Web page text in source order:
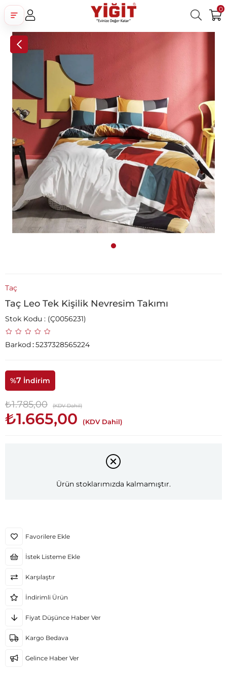
0
Taç
Taç Leo Tek Kişilik Nevresim Takımı
Stok Kodu (Ç0056231)
Barkod:5237328565224
%7 İndirim
₺1.785,00 (KDV Dahil)
₺1.665,00 (KDV Dahil)
Ürün stoklarımızda kalmamıştır.
Favorilere Ekle
İstek Listeme Ekle
Karşılaştır
İndirimli Ürün
Fiyat Düşünce Haber Ver
Kargo Bedava
Gelince Haber Ver